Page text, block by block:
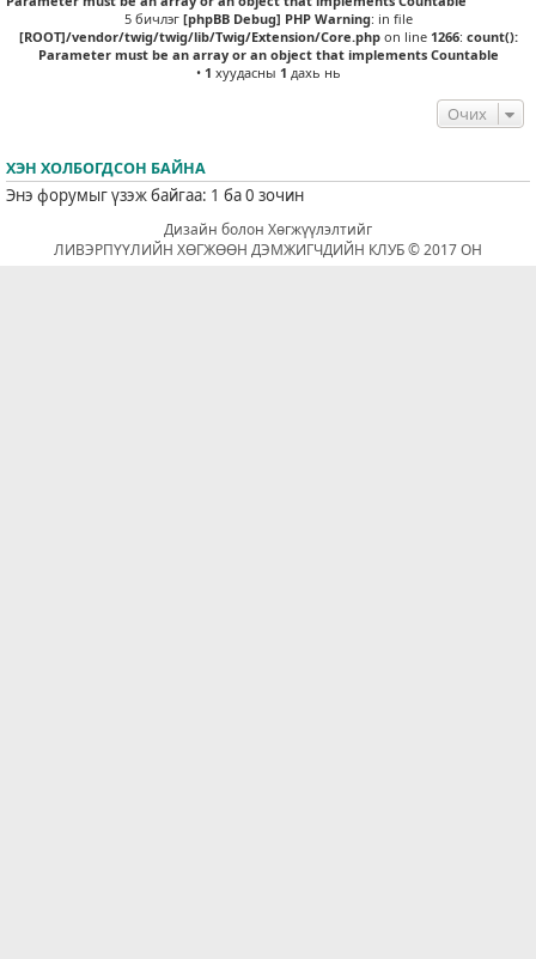
5 бичлэг [phpBB Debug] PHP Warning: in file
[ROOT]/vendor/twig/twig/lib/Twig/Extension/Core.phpon line 1266: count():
Parameter must be an array or an object that implements Countable
• 1 хуудасны 1 дахь нь
Очих
ХЭН ХОЛБОГДСОН БАЙНА
Энэ форумыг үзэж байгаа: 1 ба 0 зочин
Дизайн болон Хөгжүүлэлтийг
ЛИВЭРПҮҮЛИЙН ХӨГЖӨӨН ДЭМЖИГЧДИЙН КЛУБ © 2017 ОН